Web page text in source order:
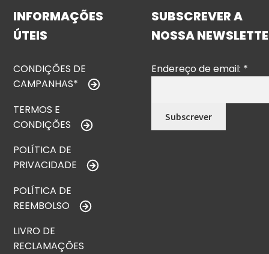
INFORMAÇÕES
ÚTEIS
CONDIÇÕES DE
CAMPANHAS*
TERMOS E
CONDIÇÕES
POLÍTICA DE
PRIVACIDADE
POLÍTICA DE
REEMBOLSO
LIVRO DE
RECLAMAÇÕES
SUBSCREVER A
NOSSA
Endereço de email: *